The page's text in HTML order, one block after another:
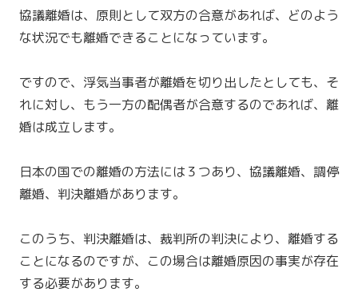
協議離婚は、原則として双方の合意があれば、どのよう
な状況でも離婚できることになっています。
ですので、浮気当事者が離婚を切り出したとしても、そ
れに対し、もう一方の配偶者が合意するのであれば、離
婚は成立します。
日本の国での離婚の方法には３つあり、協議離婚、調停
離婚、判決離婚があります。
このうち、判決離婚は、裁判所の判決により、離婚する
ことになるのですが、この場合は離婚原因の事実が存在
する必要があります。